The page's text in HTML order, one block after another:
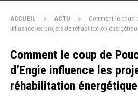
ACCUEIL ACTU
Comment le coup
influence les projets de réhabilitation
Comment le coup de
d’Engie influence les
réhabilitation énergétique